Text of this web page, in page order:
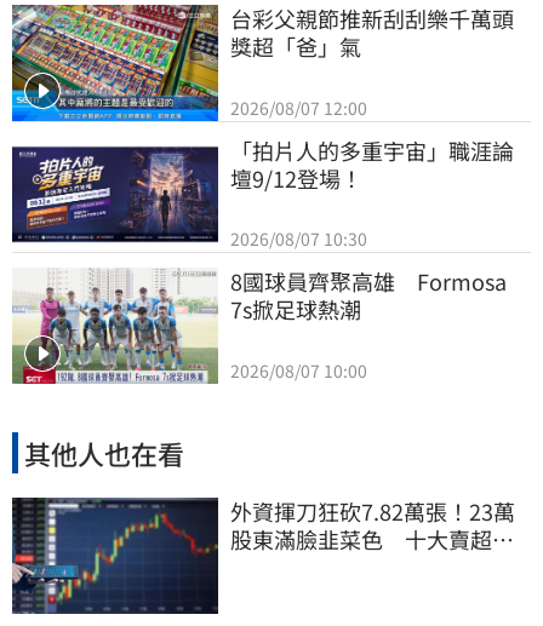
台彩父親節推新刮刮樂千萬頭
獎超「爸」氣
2026/08/07 12:00
「拍片人的多重宇宙」職涯論
壇9/12登場！
2026/08/07 10:30
8國球員齊聚高雄　Formosa
7s掀足球熱潮
2026/08/07 10:00
其他人也在看
外資揮刀狂砍7.82萬張！23萬
股東滿臉韭菜色 十大賣超個